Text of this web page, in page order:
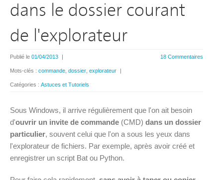
dans le dossier courant
de l'explorateur
18 Commentaires
Publié le 01/04/2013 |
Mots-clés : commande dossier explorateur |
Catégories : Astuces et Tutoriels
Sous Windows, il arrive régulièrement que l'on ait besoin
d'ouvrir un invite de commande (CMD) dans un dossier
particulier, souvent celui que l'on a sous les yeux dans
l'explorateur de fichiers. Par exemple, après avoir créé et
enregistrer un script Bat ou Python.